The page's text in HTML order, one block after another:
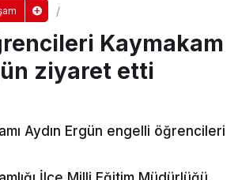
Kaymakam
ziyaret etti
Aydın Ergün engelli öğrencileri